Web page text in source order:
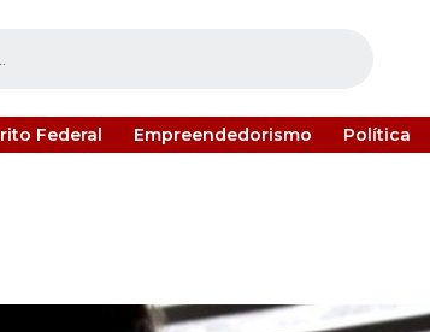
Federal Empreendedorismo Política